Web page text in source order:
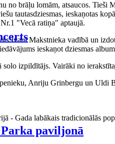
paviljonā
brāļu lomām, atsaucos.
tautasdziesmas, ieskaņotas
"Vecā ratiņa" aptaujā.
Ivara Makstnieka vadībā un
ieskaņot dziesmas
izpildītājs. Vairāki no
Anriju Grinbergu un Uldi
- Gada labākais tradicionālās